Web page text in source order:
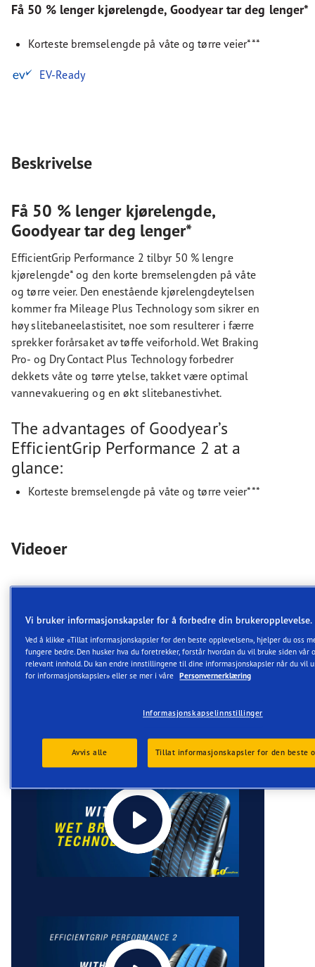
Få 50 % lenger kjørelengde, Goodyear tar deg lenger*
Korteste bremselengde på våte og tørre veier***
EV-Ready
Beskrivelse
Få 50 % lenger kjørelengde,
Goodyear tar deg lenger*
EfficientGrip Performance 2 tilbyr 50 % lengre
kjørelengde* og den korte bremselengden på våte
og tørre veier. Den enestående kjørelengdeytelsen
kommer fra Mileage Plus Technology som sikrer en
høy slitebaneelastisitet, noe som resulterer i færre
sprekker forårsaket av tøffe veiforhold. Wet Braking
Pro- og Dry Contact Plus Technology forbedrer
dekkets våte og tørre ytelse, takket være optimal
vannevakuering og en økt slitebanestivhet.
The advantages of Goodyear’s
EfficientGrip Performance 2 at a
glance:
Korteste bremselengde på våte og tørre veier***
Videoer
Vi bruker informasjonskapsler for å forbedre din brukeropplevelse.
Ved å klikke «Tillat informasjonskapsler for den beste opplevelsen», hjelper du oss
fungere bedre. Den husker hva du foretrekker, forstår hvordan du vil bruke siden vår
relevant innhold. Du kan endre innstillingene til dine informasjonskapsler når du vil
for informasjonskapsler» eller se mer i våre
Personvernerklæring
Informasjonskapselinnstillinger
Avvis alle Tillat informasjonskapsler for den beste